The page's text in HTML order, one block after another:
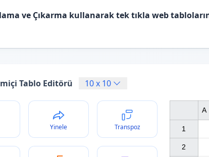
ve Çıkarma kullanarak tek tıkla web
Tablo Editörü 10x 10
Yinele Transpoz 1
2
A